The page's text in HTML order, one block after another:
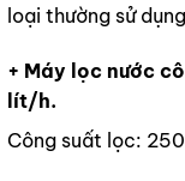
loại thường sử
+ Máy lọc nước
lít/h.
Công suất lọc: